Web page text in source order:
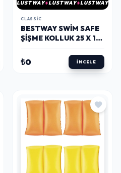
LUSTWAY LUSTWAY LUSTWAY
CLASSIC
BESTWAY SWIM SAFE
ŞIŞME KOLLUK 25 X 15
₺0 İNCELE